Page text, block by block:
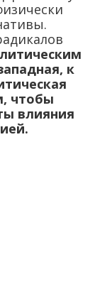
к
чтобы
влияния